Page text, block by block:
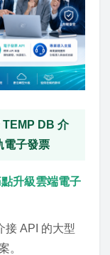
TEMP DB 介
電子發票
升級雲端電子
接 API 的大型
。